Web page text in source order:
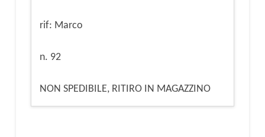
rif: Marco
n. 92
NON SPEDIBILE, RITIRO IN MAGAZZINO